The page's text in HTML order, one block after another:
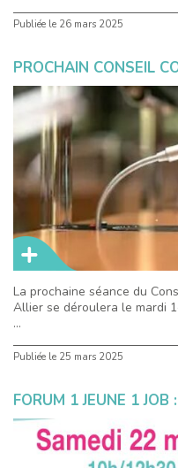
Publiée le 26 mars 2025
PROCHAIN CONSEIL
La prochaine séance du
Allier se déroulera le mardi
...
Publiée le 25 mars 2025
FORUM 1 JEUNE 1 JOB